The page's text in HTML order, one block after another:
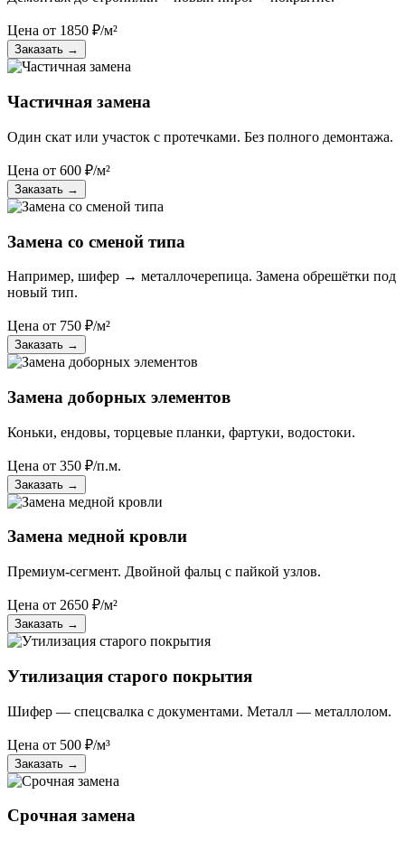
Цена от 1850 ₽/м²
Заказать →
Частичная замена
Один скат или участок с протечками. Без полного демонтажа.
Цена от 600 ₽/м²
Заказать →
Замена со сменой типа
Например, шифер → металлочерепица. Замена обрешётки под
новый тип.
Цена от 750 ₽/м²
Заказать →
Замена доборных элементов
Коньки, ендовы, торцевые планки, фартуки, водостоки.
Цена от 350 ₽/п.м.
Заказать →
Замена медной кровли
Премиум-сегмент. Двойной фальц с пайкой узлов.
Цена от 2650 ₽/м²
Заказать →
Утилизация старого покрытия
Шифер — спецсвалка с документами. Металл — металлолом.
Цена от 500 ₽/м³
Заказать →
Срочная замена